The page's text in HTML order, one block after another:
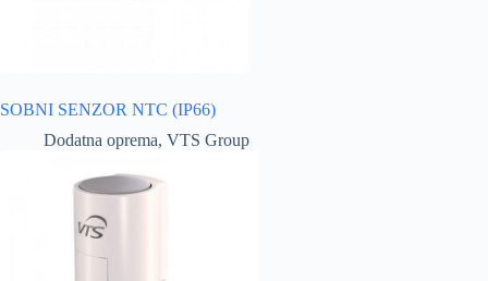
SOBNI SENZOR NTC (IP66)
Dodatna oprema, VTS Group